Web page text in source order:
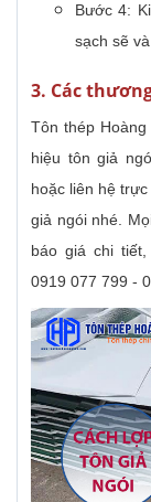
Bước 4:
sạch sẽ
3. Các
Tôn thép
hiệu tôn giả
hoặc liên hệ
giả ngói nhé.
báo giá chi
0919 077 799 -